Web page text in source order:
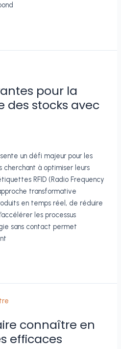
pour la
des stocks avec
un défi majeur pour les
à optimiser leurs
RFID (Radio Frequency
transformative
en temps réel, de réduire
les processus
sans contact permet
connaître en
efficaces